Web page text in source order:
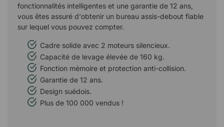
fonctionnalités intelligentes et une garantie de 12 ans,
vous êtes assuré d'obtenir un bureau assis-debout fiable
sur lequel vous pouvez compter.
Cadre solide avec 2 moteurs silencieux.
Capacité de levage élevée de 160 kg.
Fonction mémoire et protection anti-collision.
Garantie de 12 ans.
Design suédois.
Plus de 100 000 vendus !